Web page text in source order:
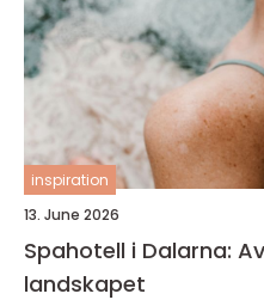
inspiration
13. June 2026
Spahotell i Dalarna:
landskapet